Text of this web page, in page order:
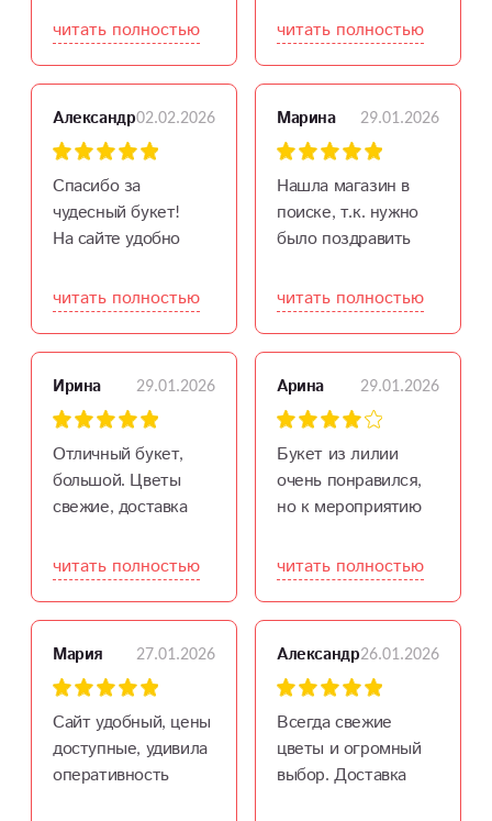
букетов. Свежие
цветы. Отметила
читать полностью
доставку! Заранее
обсудили время,
читать полностью
Александр02.02.2026
Спасибо за
чудесный букет!
На сайте удобно
доставили вовремя
читать полностью
Марина 29.01.2026
Нашла магазин в
поиске, т.к. нужно
было поздравить
другом городе. Мне
все подробно
по видео
подходящие
варианты букетов
для молодой
девушки. Выбрала
Договорилась о
сроках, оформила.
время мне
отправили фото
готового букета,
очень красивого!
Вручение прошло
читать полностью
Ирина 29.01.2026
Отличный букет,
большой. Цветы
свежие, доставка
Именинница в
восторге.
букеты и магазин.
читать полностью
Арина 29.01.2026
Букет из лилии
очень понравился,
но к мероприятию
бутоны были более
распущены.
на всех этапах
заказа, ответили на
все интересующие
вопросы.
читать полностью
Мария 27.01.2026
Сайт удобный, цены
доступные, удивила
оперативность
Александр26.01.2026
Всегда свежие
цветы и огромный
выбор. Доставка